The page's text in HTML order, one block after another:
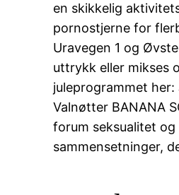
en skikkelig
pornostjerne for
Uravegen 1 og
uttrykk eller mikses
juleprogrammet
Valnøtter BANANA
forum seksualitet
sammensetninger,